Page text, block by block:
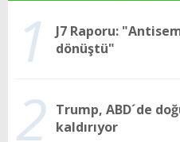
1
J7 Raporu:
dönüştü"
2 Trump, ABD´de
kaldırıyor